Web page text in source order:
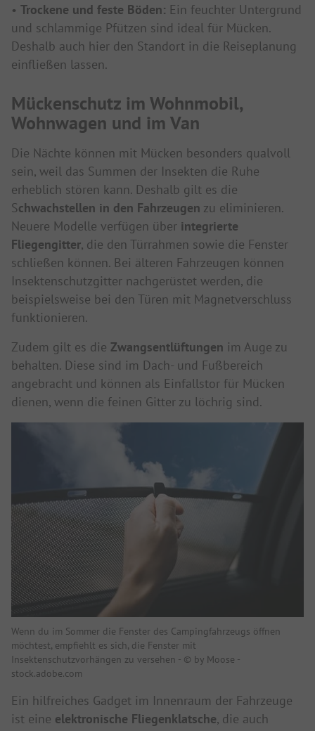
• Trockene und feste Böden: Ein feuchter Untergrund
und schlammige Pfützen sind ideal für Mücken.
Deshalb auch hier den Standort in die Reiseplanung
einfließen lassen.
Mückenschutz im Wohnmobil,
Wohnwagen und im Van
Die Nächte können mit Mücken besonders qualvoll
sein, weil das Summen der Insekten die Ruhe
erheblich stören kann. Deshalb gilt es die
Schwachstellen in den Fahrzeugen zu eliminieren.
Neuere Modelle verfügen über integrierte
Fliegengitter, die den Türrahmen sowie die Fenster
schließen können. Bei älteren Fahrzeugen können
Insektenschutzgitter nachgerüstet werden, die
beispielsweise bei den Türen mit Magnetverschluss
funktionieren.
Zudem gilt es die Zwangsentlüftungen im Auge zu
behalten. Diese sind im Dach- und Fußbereich
angebracht und können als Einfallstor für Mücken
dienen, wenn die feinen Gitter zu löchrig sind.
Wenn du im Sommer die Fenster des Campingfahrzeugs öffnen
möchtest, empfiehlt es sich, die Fenster mit
Insektenschutzvorhängen zu versehen - © by Moose -
stock.adobe.com
Ein hilfreiches Gadget im Innenraum der Fahrzeuge
ist eine elektronische Fliegenklatsche, die auch